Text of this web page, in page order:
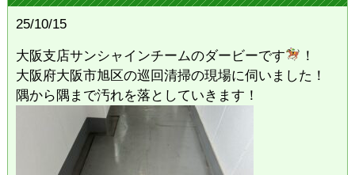
25/10/15
大阪支店サンシャインチームのダービーです
！
大阪府大阪市旭区の巡回清掃の現場に伺いました！
隅から隅まで汚れを落としていきます！